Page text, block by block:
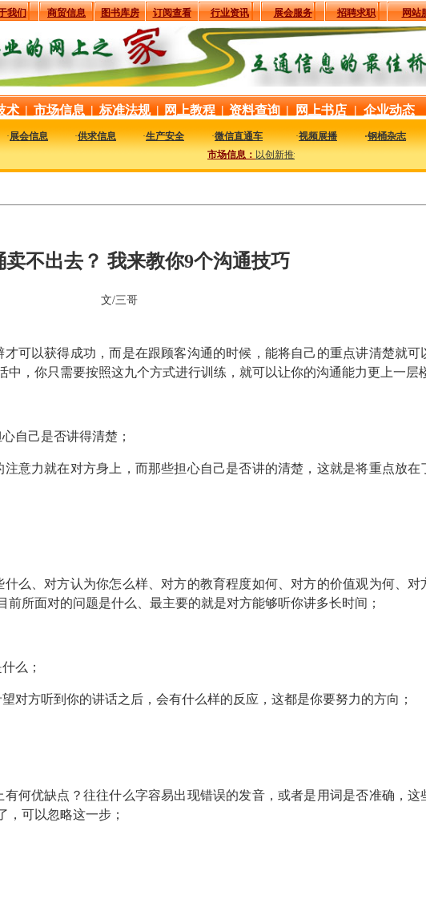
我们 商贸信息 图书库房 订阅查看 行业资讯 展会服务 招聘求职 网站
术 | 市场信息 | 标准法规 | 网上教程 | 资料查询 | 网上书店 | 企业动态
·展会信息 ·供求信息 ·生产安全 ·微信直通车 ·视频展播 ·钢桶杂志
市场信息： 以创新推动可持续发展 ——探讨中国金属
卖不出去？ 我来教你9个沟通技巧
文/三哥
可以获得成功，而是在跟顾客沟通的时候，能将自己的重点讲清楚就可
，你只需要按照这九个方式进行训练，就可以让你的沟通能力更上一层
自己是否讲得清楚；
意力就在对方身上，而那些担心自己是否讲的清楚，这就是将重点放在
么、对方认为你怎么样、对方的教育程度如何、对方的价值观为何、对
所面对的问题是什么、最主要的就是对方能够听你讲多长时间；
么；
对方听到你的讲话之后，会有什么样的反应，这都是你要努力的方向；
何优缺点？往往什么字容易出现错误的发音，或者是用词是否准确，这
，可以忽略这一步；